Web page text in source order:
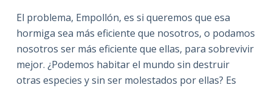
El problema, Empollón, es si queremos que esa
hormiga sea más eficiente que nosotros, o podamos
nosotros ser más eficiente que ellas, para sobrevivir
mejor. ¿Podemos habitar el mundo sin destruir
otras especies y sin ser molestados por ellas? Es